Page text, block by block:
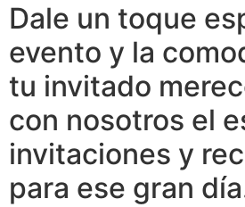
Dale un toque
evento y la
tu invitado
con nosotros el
invitaciones y
para ese gran